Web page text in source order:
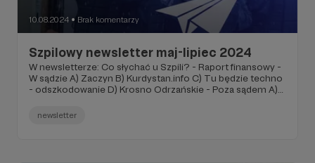
10.08.2024 ● Brak komentarzy
Szpilowy newsletter maj-lipiec 2024
W newsletterze: Co słychać u Szpili? - Raport finansowy -
W sądzie A) Zaczyn B) Kurdystan.info C) Tu będzie techno
- odszkodowanie D) Krosno Odrzańskie - Poza sądem A)
Wydarzenia - Polecajki różne
newsletter